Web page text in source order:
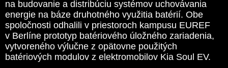
na budovanie a distribúciu systémov uchovávania
energie na báze druhotného využitia batérií. Obe
spoločnosti odhalili v priestoroch kampusu EUREF
v Berlíne prototyp batériového úložného zariadenia,
vytvoreného výlučne z opätovne použitých
batériových modulov z elektromobilov Kia Soul EV.